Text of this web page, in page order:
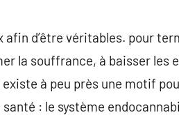
d’être véritables. pour
la souffrance, à baisser les
à peu près une motif
: le système